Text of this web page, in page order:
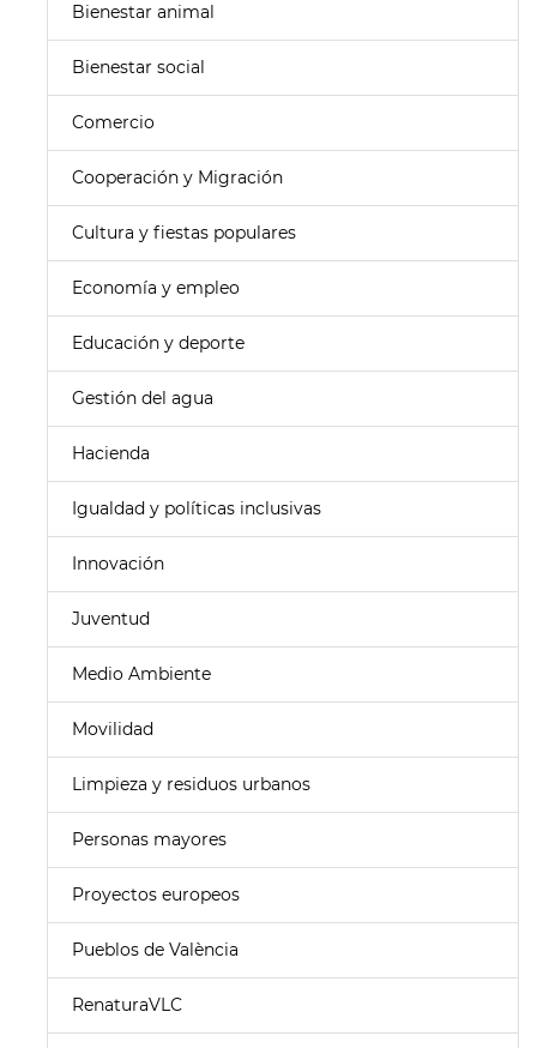
Bienestar animal
Bienestar social
Comercio
Cooperación y Migración
Cultura y fiestas populares
Economía y empleo
Educación y deporte
Gestión del agua
Hacienda
Igualdad y políticas inclusivas
Innovación
Juventud
Medio Ambiente
Movilidad
Limpieza y residuos urbanos
Personas mayores
Proyectos europeos
Pueblos de València
RenaturaVLC